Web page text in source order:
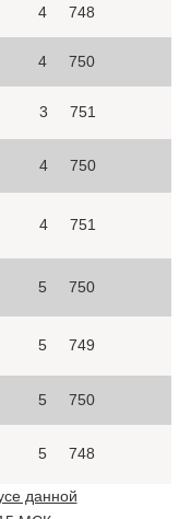
4 748
4 750
3 751
4 750
4 751
5 750
5 749
5 750
5 748
данной